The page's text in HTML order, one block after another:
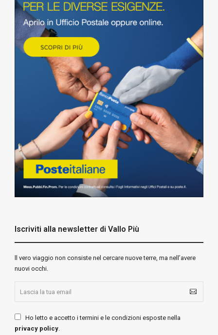
Iscriviti alla newsletter di Vallo Più
ll vero viaggio non consiste nel cercare nuove terre, ma nell’avere
nuovi occhi.
Ho letto e accetto i termini e le condizioni esposte nella
privacy policy.